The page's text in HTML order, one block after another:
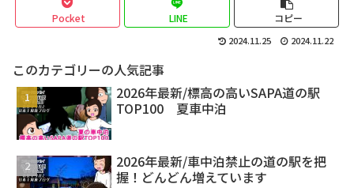
Pocket LINE コピー
2024.11.25 2024.11.22
このカテゴリーの人気記事
2026年最新/標高の高いSAPA道の駅
TOP100 夏車中泊
2026年最新/車中泊禁止の道の駅を把
握！どんどん増えています